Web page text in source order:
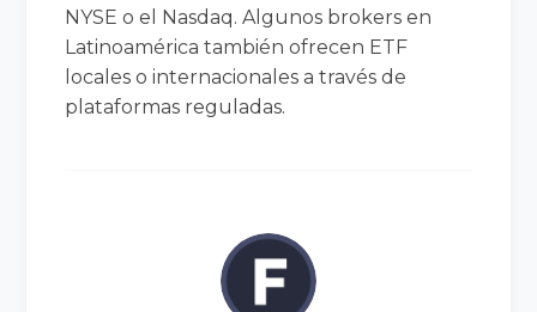
NYSE o el Nasdaq. Algunos brokers en
Latinoamérica también ofrecen ETF
locales o internacionales a través de
plataformas reguladas.